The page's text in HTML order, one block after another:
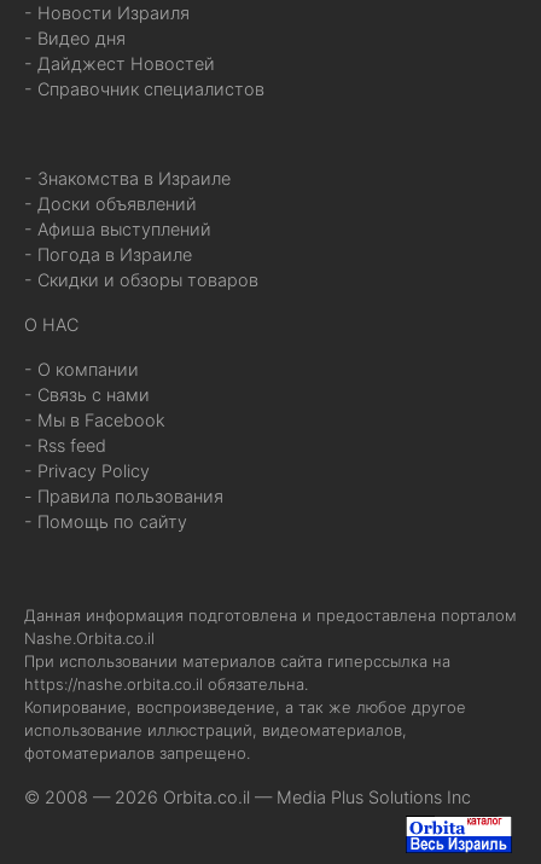
- Новости Израиля
- Видео дня
- Дайджест Новостей
- Справочник специалистов
- Знакомства в Израиле
- Доски объявлений
- Афиша выступлений
- Погода в Израиле
- Скидки и обзоры товаров
О НАС
- О компании
- Связь с нами
- Мы в Facebook
- Rss feed
- Privacy Policy
- Правила пользования
- Помощь по сайту
Данная информация подготовлена и предоставлена порталом
Nashe.Orbita.co.il
При использовании материалов сайта гиперссылка на
https://nashe.orbita.co.il обязательна.
Копирование, воспроизведение, а так же любое другое
использование иллюстраций, видеоматериалов,
фотоматериалов запрещено.
© 2008 — 2026 Orbita.co.il — Media Plus Solutions Inc